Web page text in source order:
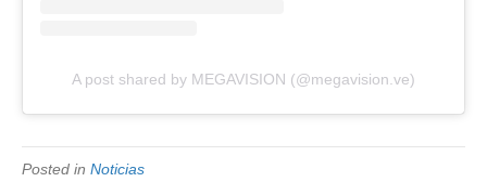
A post shared by MEGAVISION (@megavision.ve)
Posted in Noticias